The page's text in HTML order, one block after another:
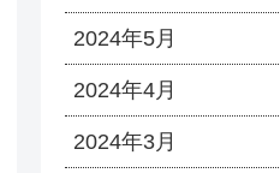
2024年5月
2024年4月
2024年3月